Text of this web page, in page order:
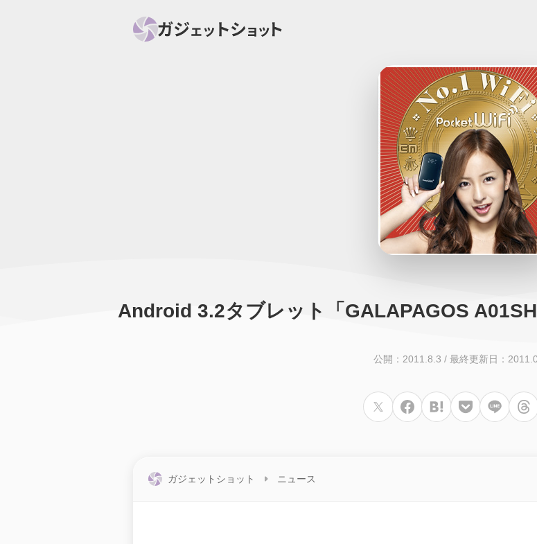
ウェアラブル スマートホーム
カメラ 回線 iPhone
Android 3.2タブレット「GALAPAGOS
公開：2011.8.3 / 最終更新日：
ガジェットショット ニュース